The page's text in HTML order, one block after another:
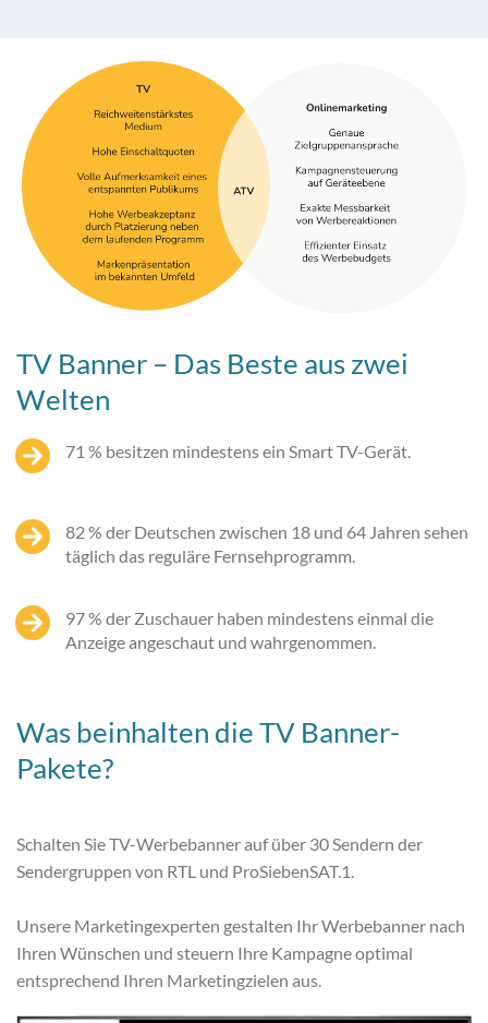
TV Banner – Das Beste aus zwei
Welten
71 % besitzen mindestens ein Smart TV-Gerät.
82 % der Deutschen zwischen 18 und 64 Jahren sehen
täglich das reguläre Fernsehprogramm.
97 % der Zuschauer haben mindestens einmal die
Anzeige angeschaut und wahrgenommen.
Was beinhalten die TV Banner-
Pakete?
Schalten Sie TV-Werbebanner auf über 30 Sendern der
Sendergruppen von RTL und ProSiebenSAT.1.
Unsere Marketingexperten gestalten Ihr Werbebanner nach
Ihren Wünschen und steuern Ihre Kampagne optimal
entsprechend Ihren Marketingzielen aus.